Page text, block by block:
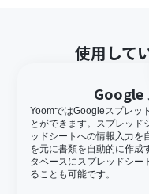
使用して
Google
YoomではGoogleスプレッ
とができます。スプレッド
ッドシートへの情報入力を
を元に書類を自動的に作成
タベースにスプレッドシー
ることも可能です。